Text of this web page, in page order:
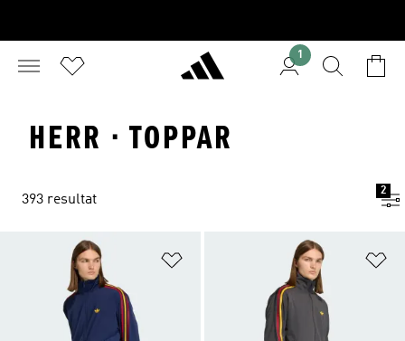
1
HERR · TOPPAR
393 resultat
2
Lägg till på önskelistan